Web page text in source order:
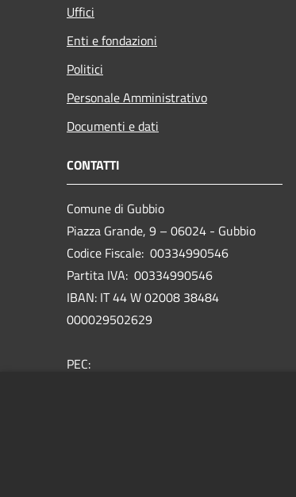
Uffici
Enti e fondazioni
Politici
Personale Amministrativo
Documenti e dati
CONTATTI
Comune di Gubbio
Piazza Grande, 9 – 06024 - Gubbio
Codice Fiscale: 00334990546
Partita IVA: 00334990546
IBAN: IT 44 W 02008 38484
000029502629
PEC: